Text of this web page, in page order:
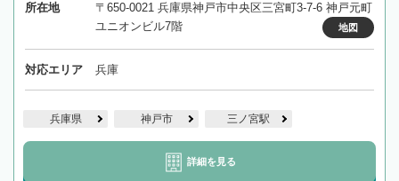
所在地
〒650-0021 兵庫県神戸市中央区三宮町3-7-6 神戸元町
ユニオンビル7階
地図
対応エリア 兵庫
兵庫県 神戸市 三ノ宮駅
詳細を見る